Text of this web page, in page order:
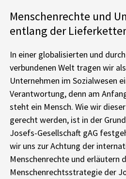
Menschenrechte und
entlang der
In einer globalisierten und
verbundenen Welt tragen wir
Unternehmen im Sozialwesen
Verantwortung, denn am
steht ein Mensch. Wie wir
gerecht werden, ist in der
Josefs-Gesellschaft gAG
wir uns zur Achtung der
Menschenrechte und erläutern
Menschenrechtsstrategie der